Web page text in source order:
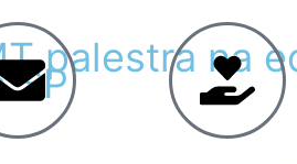
palestra na
SP